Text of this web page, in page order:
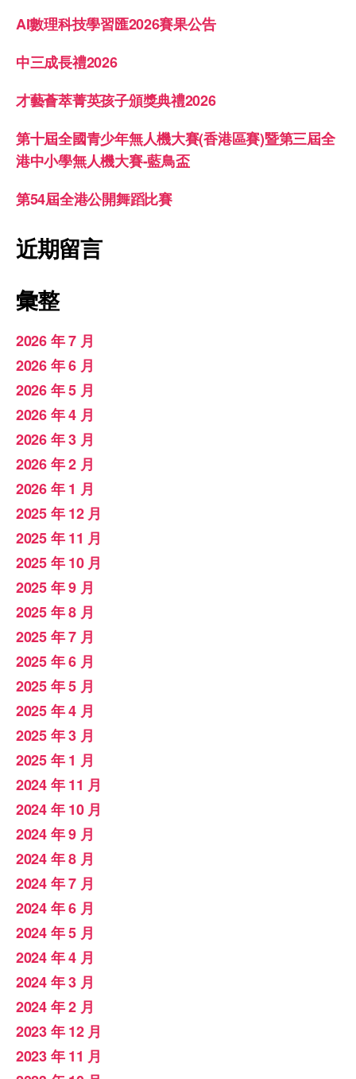
AI數理科技學習匯2026賽果公告
中三成長禮2026
才藝薈萃菁英孩子頒獎典禮2026
第十屆全國青少年無人機大賽(香港區賽)暨第三屆全
港中小學無人機大賽-藍鳥盃
第54屆全港公開舞蹈比賽
近期留言
彙整
2026 年 7 月
2026 年 6 月
2026 年 5 月
2026 年 4 月
2026 年 3 月
2026 年 2 月
2026 年 1 月
2025 年 12 月
2025 年 11 月
2025 年 10 月
2025 年 9 月
2025 年 8 月
2025 年 7 月
2025 年 6 月
2025 年 5 月
2025 年 4 月
2025 年 3 月
2025 年 1 月
2024 年 11 月
2024 年 10 月
2024 年 9 月
2024 年 8 月
2024 年 7 月
2024 年 6 月
2024 年 5 月
2024 年 4 月
2024 年 3 月
2024 年 2 月
2023 年 12 月
2023 年 11 月